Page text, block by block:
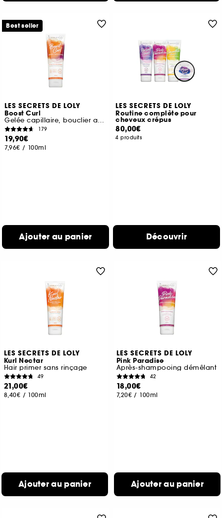
LES SECRETS DE LOLY
Boost Curl
Gelée capillaire, bouclier anti-déshydratation
179
19,90€
7,96€ / 100ml
Ajouter au panier
Best seller
LES SECRETS DE LOLY
Routine complète pour
cheveux crépus
80,00€
4 produits
Découvrir
LES SECRETS DE LOLY
Kurl Nectar
Hair primer sans rinçage
49
21,00€
8,40€ / 100ml
Ajouter au panier
LES SECRETS DE LOLY
Pink Paradise
Après-shampooing démêlant
42
18,00€
7,20€ / 100ml
Ajouter au panier